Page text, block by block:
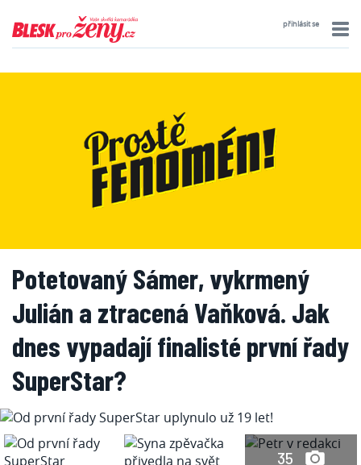
přihlásit se
Potetovaný Sámer, vykrmený
Julián a ztracená Vaňková. Jak
dnes vypadají finalisté první řady
SuperStar?
35